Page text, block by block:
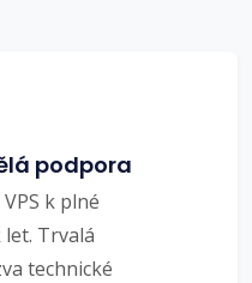
podpora
k plné
Trvalá
technické